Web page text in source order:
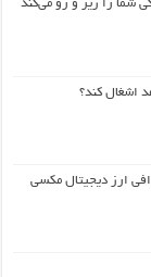
را زیر و رو می‌کند
اشغال کند؟
ارز دیجیتال مکسی